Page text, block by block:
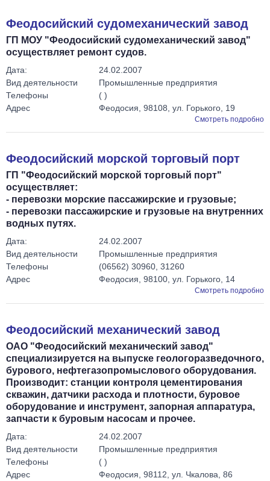
Феодосийский судомеханический завод
ГП МОУ "Феодосийский судомеханический завод"
осуществляет ремонт судов.
Дата:
24.02.2007
Вид деятельности
Промышленные предприятия
Телефоны
( )
Адрес
Феодосия, 98108, ул. Горького, 19
Смотреть подробно
Феодосийский морской торговый порт
ГП "Феодосийский морской торговый порт"
осуществляет:
- перевозки морские пассажирские и грузовые;
- перевозки пассажирские и грузовые на внутренних
водных путях.
Дата:
24.02.2007
Вид деятельности
Промышленные предприятия
Телефоны
(06562) 30960, 31260
Адрес
Феодосия, 98100, ул. Горького, 14
Смотреть подробно
Феодосийский механический завод
ОАО "Феодосийский механический завод"
специализируется на выпуске геологоразведочного,
бурового, нефтегазопромыслового оборудования.
Производит: станции контроля цементирования
скважин, датчики расхода и плотности, буровое
оборудование и инструмент, запорная аппаратура,
запчасти к буровым насосам и прочее.
Дата:
24.02.2007
Вид деятельности
Промышленные предприятия
Телефоны
( )
Адрес
Феодосия, 98112, ул. Чкалова, 86